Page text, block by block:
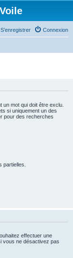
Connexion
S’enregistrer
un mot qui doit être exclu.
si uniquement un des
pour des recherches
effectuer une
vous ne désactivez pas